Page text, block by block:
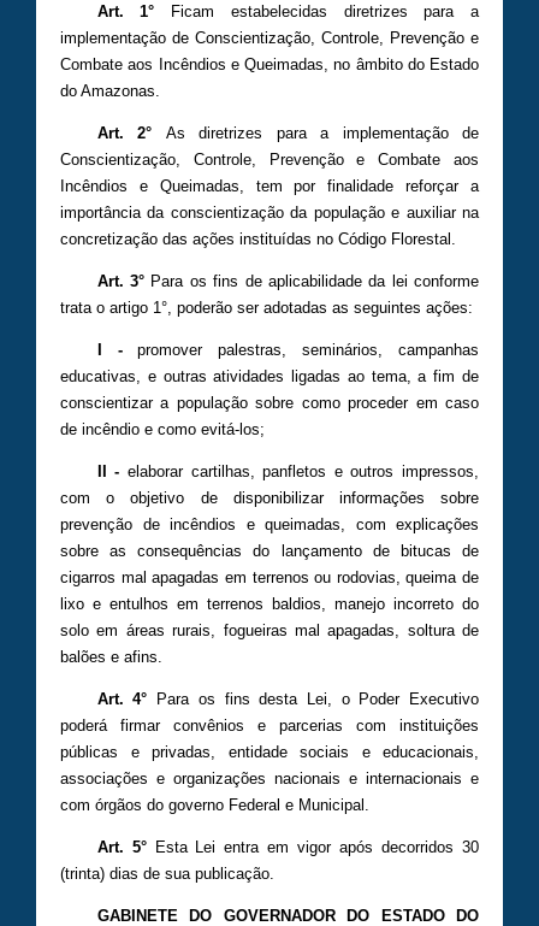
Art. 1°
Ficam estabelecidas diretrizes para a
implementação de Conscientização, Controle, Prevenção e
Combate aos Incêndios e Queimadas, no âmbito do Estado
do Amazonas.
Art. 2° As diretrizes para a implementação de
Conscientização, Controle, Prevenção e Combate aos
Incêndios e Queimadas, tem por finalidade reforçar a
importância da conscientização da população e auxiliar na
concretização das ações instituídas no Código Florestal.
Art. 3° Para os fins de aplicabilidade da lei conforme
trata o artigo 1°, poderão ser adotadas as seguintes ações:
I -promover palestras, seminários, campanhas
educativas, e outras atividades ligadas ao tema, a fim de
conscientizar a população sobre como proceder em caso
de incêndio e como evitá-los;
II - elaborar cartilhas, panfletos e outros impressos,
com o objetivo de disponibilizar informações sobre
prevenção de incêndios e queimadas, com explicações
sobre as consequências do lançamento de bitucas de
cigarros mal apagadas em terrenos ou rodovias, queima de
lixo e entulhos em terrenos baldios, manejo incorreto do
solo em áreas rurais, fogueiras mal apagadas, soltura de
balões e afins.
Art. 4° Para os fins desta Lei, o Poder Executivo
poderá firmar convênios e parcerias com instituições
públicas e privadas, entidade sociais e educacionais,
associações e organizações nacionais e internacionais e
com órgãos do governo Federal e Municipal.
Art. 5° Esta Lei entra em vigor após decorridos 30
(trinta) dias de sua publicação.
GABINETE DO GOVERNADOR DO ESTADO DO